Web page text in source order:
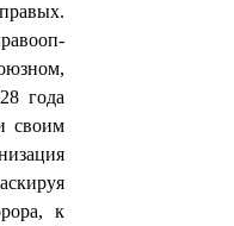
года
своим
к